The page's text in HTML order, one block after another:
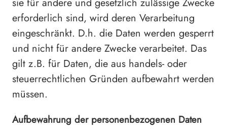
erforderlich sind, wird deren Verarbeitung
eingeschränkt. D.h. die Daten werden gesperrt
und nicht für andere Zwecke verarbeitet. Das
gilt z.B. für Daten, die aus handels- oder
steuerrechtlichen Gründen aufbewahrt werden
müssen.
Aufbewahrung der personenbezogenen Daten